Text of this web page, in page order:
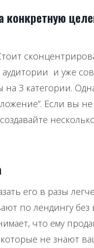
конкретную
и уже
на 3 категории.
Если вы
его в разы
по лендингу без
что ему
не знают